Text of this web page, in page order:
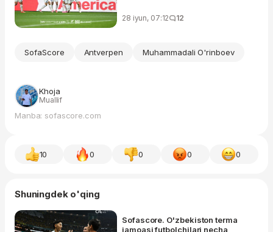
28 iyun, 07:12 12
SofaScore Antverpen Muhammadali O'rinboev
Khoja
Muallif
Manba: sofascore.com
10 0 0 0 0
Shuningdek o'qing
Sofascore. O'zbekiston terma
jamoasi futbolchilari necha